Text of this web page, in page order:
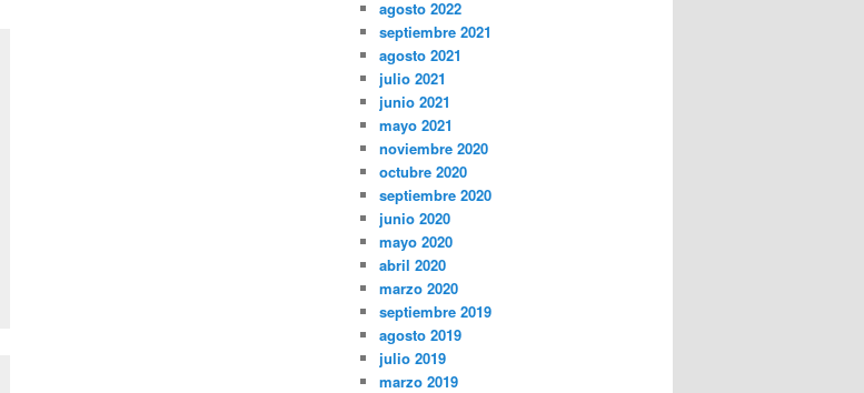
agosto 2022
septiembre 2021
agosto 2021
julio 2021
junio 2021
mayo 2021
noviembre 2020
octubre 2020
septiembre 2020
junio 2020
mayo 2020
abril 2020
marzo 2020
septiembre 2019
agosto 2019
julio 2019
marzo 2019